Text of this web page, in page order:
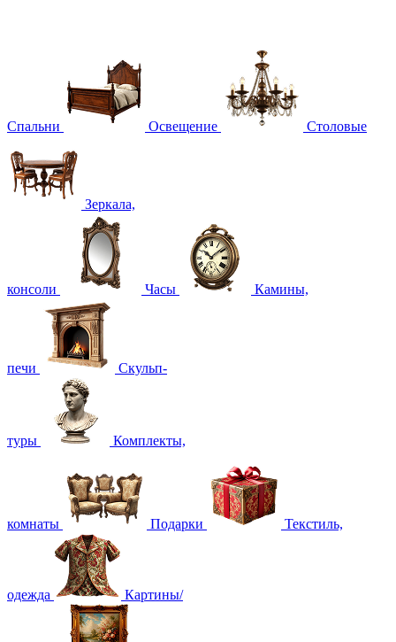
Спальни Освещение Столовые
Зеркала,
консоли Часы Камины,
печи Скульп-
туры Комплекты,
комнаты Подарки Текстиль,
одежда Картины/